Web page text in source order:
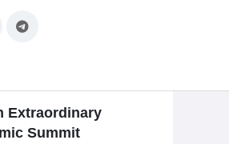
Extraordinary
Summit